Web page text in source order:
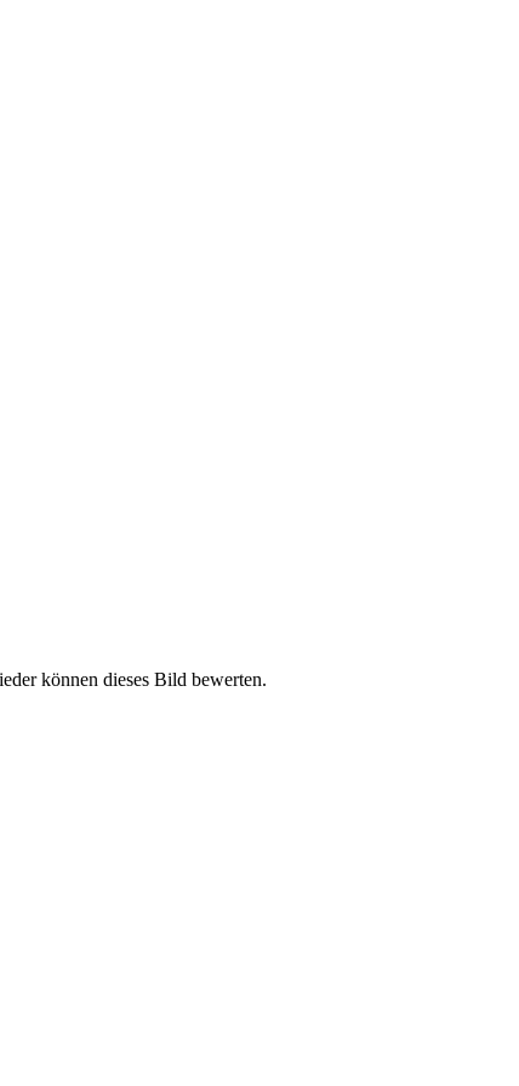
können dieses Bild bewerten.